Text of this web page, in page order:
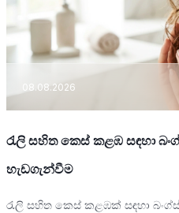
08.08.2026
රැලි සහිත කෙස් කළඹ සඳහා
හැඩගැන්වීම
රැලි සහිත කෙස් කළඹක් සඳහා